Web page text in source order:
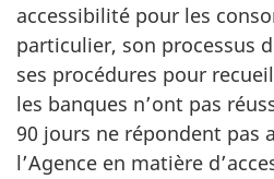
accessibilité pour les
particulier, son processus
ses procédures pour
les banques n’ont pas
90 jours ne répondent pas
l’Agence en matière